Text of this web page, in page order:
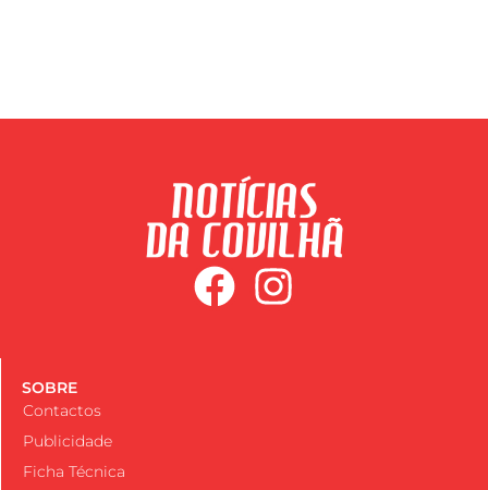
SOBRE
Contactos
Publicidade
Ficha Técnica